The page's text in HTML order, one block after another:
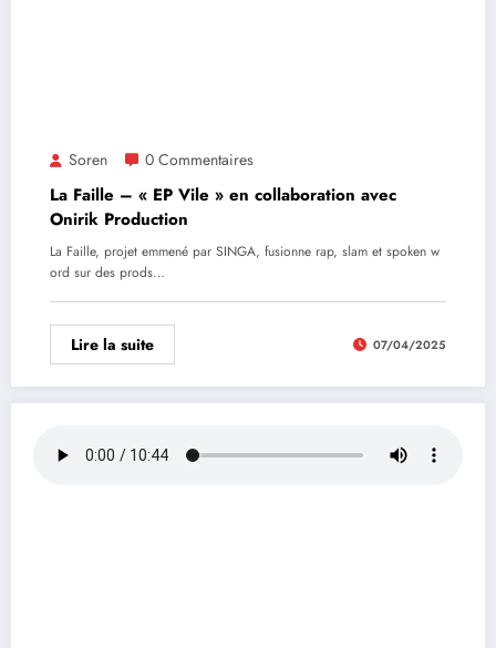
Soren 0 Commentaires
La Faille – « EP Vile » en collaboration avec
Onirik Production
La Faille, projet emmené par SINGA, fusionne rap, slam et spoken w
ord sur des prods…
Lire la suite 07/04/2025